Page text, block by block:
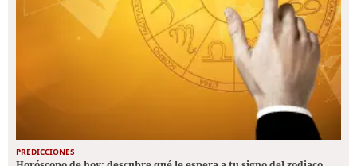
PREDICCIONES